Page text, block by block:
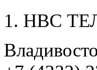
1. HBC